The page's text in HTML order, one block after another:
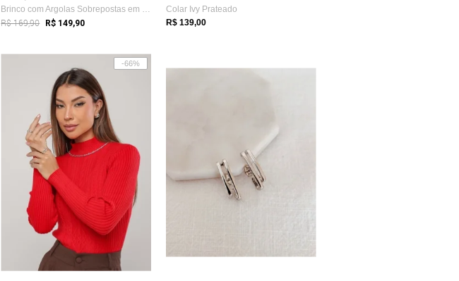
Brinco com Argolas Sobrepostas em Ródio ...
R$ 169,90 R$ 149,90
Colar Ivy Prateado
R$ 139,00
-66%